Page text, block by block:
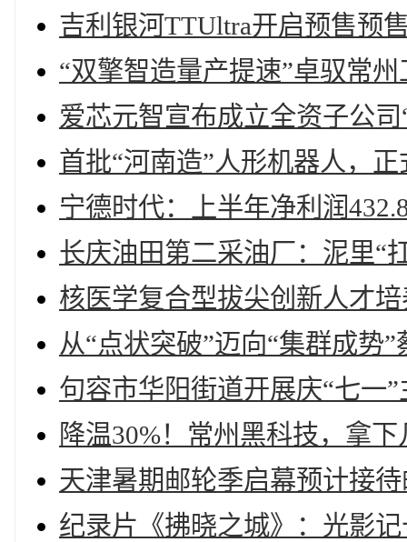
吉利银河TTUltra开启预售预
“双擎智造量产提速”卓驭常
爱芯元智宣布成立全资子公司
首批“河南造”人形机器人，
宁德时代：上半年净利润
长庆油田第二采油厂：泥里“
核医学复合型拔尖创新人才
从“点状突破”迈向“集群成势
句容市华阳街道开展庆“七一
降温30%！常州黑科技，拿
天津暑期邮轮季启幕预计接
纪录片《拂晓之城》：光影